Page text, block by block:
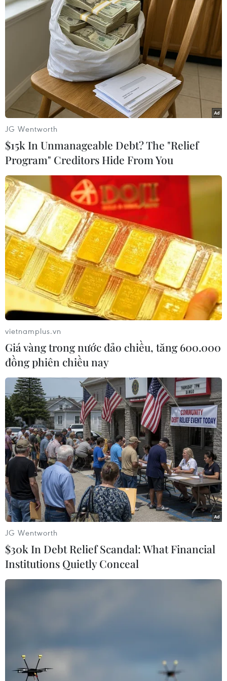
Pháp cấm các cuộc biểu tình ''Áo Vàng'' ở
nhiều thành phố
23/03/2019 07:29
Theo cảnh sát Pháp, ngoài thủ đô Paris, những lệnh cấm
tương tự cũng đã được áp dụng tại những thành phố
khác như Toulouse, Bordeaux, Dijon, Rennes và Nice.
Pháp điều động cả xe bọc thép để ngăn
người biểu tình "Áo vàng"
23/03/2019 11:24
Chính phủ Pháp đã huy động các binh lính trong đơn vị
chống khủng bố Sentinelle để hỗ trợ lực lượng an ninh
đảm bảo an ninh tại các tòa nhà công cộng ở thủ đô
Paris.
JG Wentworth
$15k In Unmanageable Debt? The "Relief
Program" Creditors Hide From You
vietnamplus.vn
Giá vàng trong nước đảo chiều, tăng 600.000
đồng phiên chiều nay
JG Wentworth
$30k In Debt Relief Scandal: What Financial
Institutions Quietly Conceal